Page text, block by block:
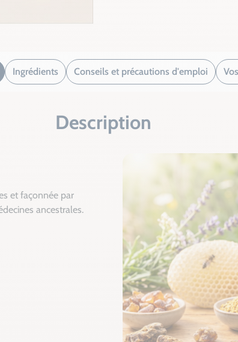
Ingrédients Conseils et précautions d'emploi
Description
et façonnée par
ancestrales.